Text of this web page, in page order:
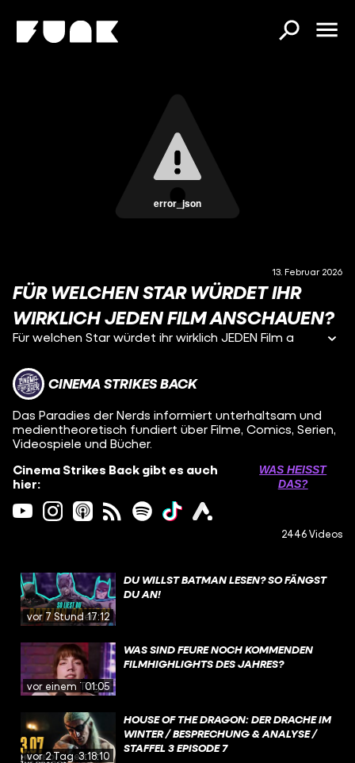
error_json
13. Februar 2026
FÜR WELCHEN STAR WÜRDET IHR
WIRKLICH JEDEN FILM ANSCHAUEN?
Für welchen Star würdet ihr wirklich JEDEN Film a
CINEMA STRIKES BACK
Das Paradies der Nerds informiert unterhaltsam und
medientheoretisch fundiert über Filme, Comics, Serien,
Videospiele und Bücher.
Cinema Strikes Back gibt es auch
hier:
WAS HEISST D
AS?
2446 Videos
vor 7 Stunden17:12
DU WILLST BATMAN LESEN? SO FÄNGST
DU AN!
vor einem Tag
01:05
WAS SIND FEURE NOCH KOMMENDEN
FILMHIGHLIGHTS DES JAHRES?
vor 2 Tagen3:18:10
HOUSE OF THE DRAGON: DER DRACHE IM
WINTER / BESPRECHUNG & ANALYSE /
STAFFEL 3 EPISODE 7